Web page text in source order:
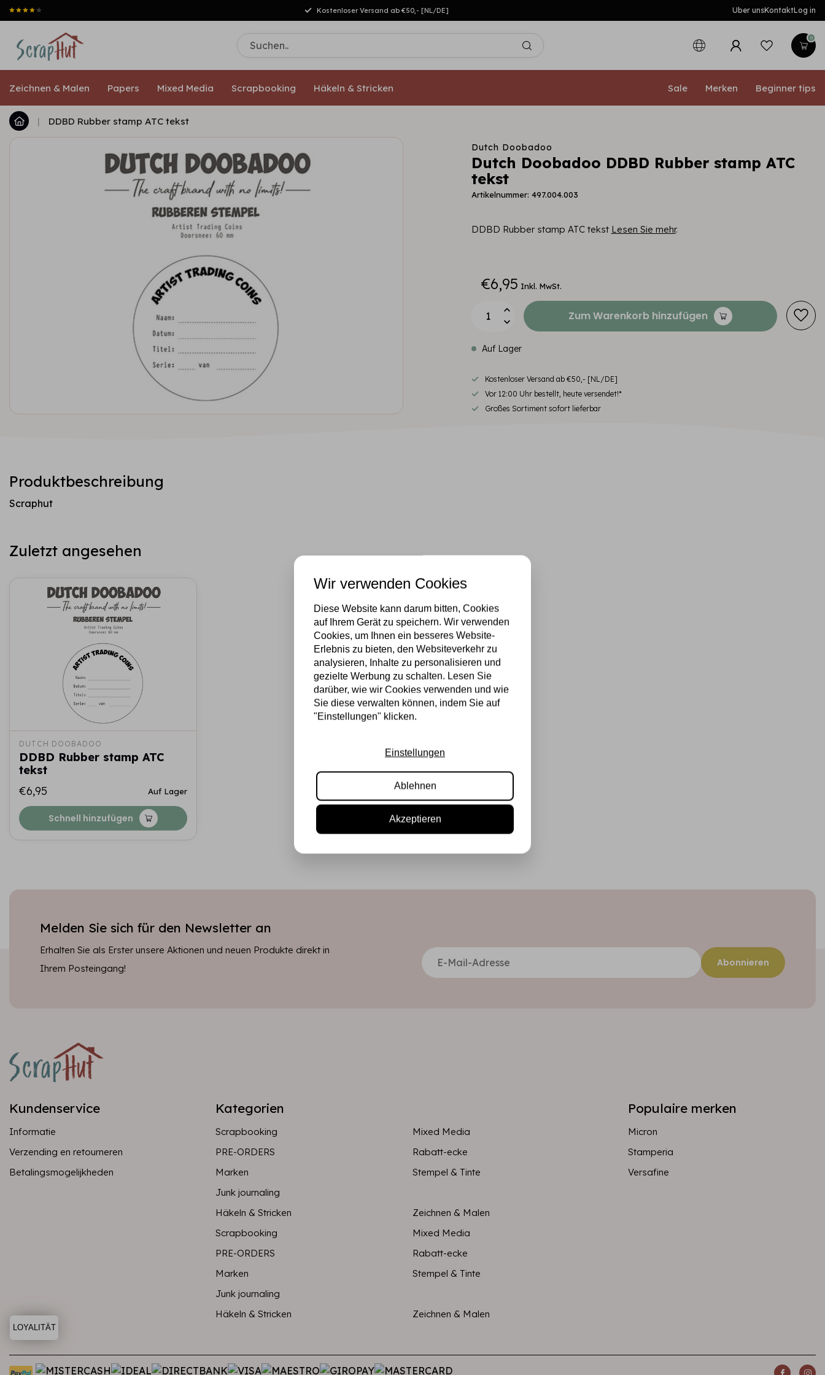
Kostenloser Versand ab €50,- [NL/DE] Uber unsKontaktLog in
0
Zeichnen & Malen Papers Mixed Media Scrapbooking Häkeln & Stricken Sale Merken Beginner tips
| DDBD Rubber stamp ATC tekst
Dutch Doobadoo
Dutch Doobadoo DDBD Rubber stamp ATC
tekst
Artikelnummer: 497.004.003
DDBD Rubber stamp ATC tekst Lesen Sie mehr.
€6,95 Inkl. MwSt.
Zum Warenkorb hinzufügen
Auf Lager
Kostenloser Versand ab €50,- [NL/DE]
Vor 12:00 Uhr bestellt, heute versendet!*
Großes Sortiment sofort lieferbar
Produktbeschreibung
Scraphut
Zuletzt angesehen
DUTCH DOOBADOO
DDBD Rubber stamp ATC
tekst
€6,95
Auf Lager
Schnell hinzufügen
Melden Sie sich für den Newsletter an
Erhalten Sie als Erster unsere Aktionen und neuen Produkte direkt in
Ihrem Posteingang!
Abonnieren
Kundenservice
Informatie
Verzending en retourneren
Betalingsmogelijkheden
Kategorien
Scrapbooking
Mixed Media
PRE-ORDERS
Rabatt-ecke
Marken
Stempel & Tinte
Junk journaling
Häkeln & Stricken
Zeichnen & Malen
Scrapbooking
Mixed Media
PRE-ORDERS
Rabatt-ecke
Marken
Stempel & Tinte
Junk journaling
Häkeln & Stricken
Zeichnen & Malen
Populaire merken
Micron
Stamperia
Versafine
Wir verwenden Cookies
Diese Website kann darum bitten, Cookies
auf Ihrem Gerät zu speichern. Wir verwenden
Cookies, um Ihnen ein besseres Website-
Erlebnis zu bieten, den Websiteverkehr zu
analysieren, Inhalte zu personalisieren und
gezielte Werbung zu schalten. Lesen Sie
darüber, wie wir Cookies verwenden und wie
Sie diese verwalten können, indem Sie auf
"Einstellungen" klicken.
Einstellungen
Ablehnen
Akzeptieren
LOYALITÄT